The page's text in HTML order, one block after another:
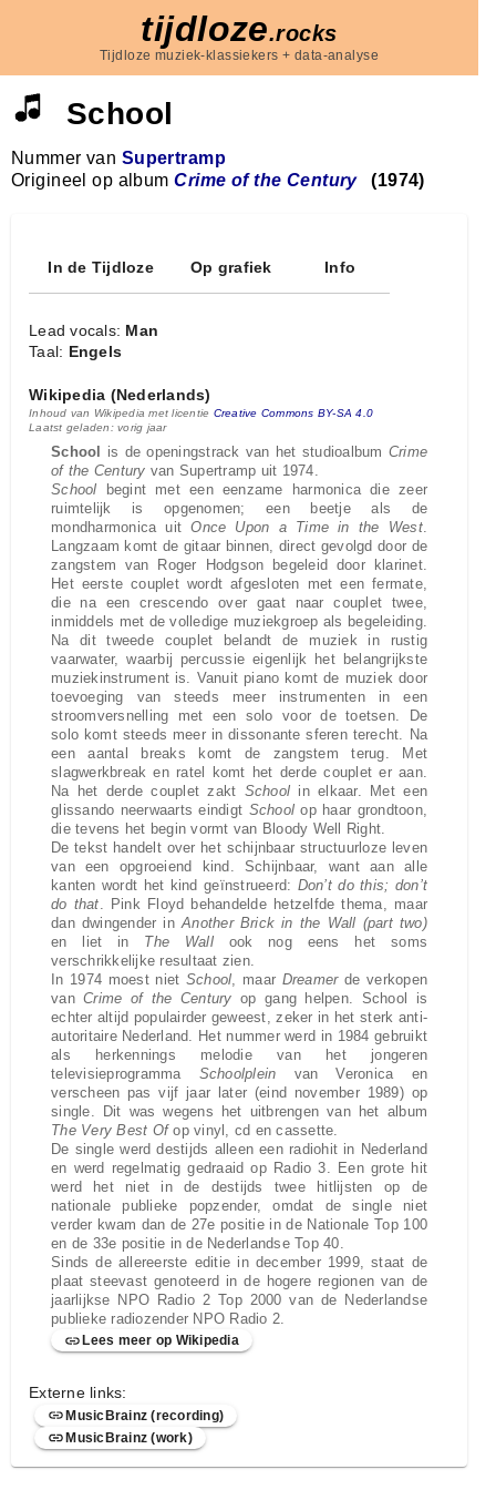
tijdloze.rocks
Tijdloze muziek-klassiekers + data-analyse
School
Nummer van Supertramp
Origineel op albumCrime of the Century (1974)
In de Tijdloze Op grafiek Info
Lead vocals: Man
Taal: Engels
Wikipedia (Nederlands)
Inhoud van Wikipedia met licentie Creative Commons BY-SA 4.0
Laatst geladen: vorig jaar
School is de openingstrack van het studioalbum Crime
of the Century van Supertramp uit 1974.
School begint met een eenzame harmonica die zeer
ruimtelijk is opgenomen; een beetje als de
mondharmonica uitOnce Upon a Time in the West.
Langzaam komt de gitaar binnen, direct gevolgd door de
zangstem van Roger Hodgson begeleid door klarinet.
Het eerste couplet wordt afgesloten met een fermate,
die na een crescendo over gaat naar couplet twee,
inmiddels met de volledige muziekgroep als begeleiding.
Na dit tweede couplet belandt de muziek in rustig
vaarwater, waarbij percussie eigenlijk het belangrijkste
muziekinstrument is. Vanuit piano komt de muziek door
toevoeging van steeds meer instrumenten in een
stroomversnelling met een solo voor de toetsen. De
solo komt steeds meer in dissonante sferen terecht. Na
een aantal breaks komt de zangstem terug. Met
slagwerkbreak en ratel komt het derde couplet er aan.
Na het derde couplet zakt School in elkaar. Met een
glissando neerwaarts eindigt School op haar grondtoon,
die tevens het begin vormt van Bloody Well Right.
De tekst handelt over het schijnbaar structuurloze leven
van een opgroeiend kind. Schijnbaar, want aan alle
kanten wordt het kind geïnstrueerd: Don’t do this; don’t
do that. Pink Floyd behandelde hetzelfde thema, maar
dan dwingender inAnother Brick in the Wall (part two)
en liet in
The Wallook nog eens het soms
verschrikkelijke resultaat zien.
In 1974 moest niet School, maar Dreamerde verkopen
vanCrime of the Century op gang helpen. School is
echter altijd populairder geweest, zeker in het sterk anti-
autoritaire Nederland. Het nummer werd in 1984 gebruikt
als herkennings melodie van het jongeren
televisieprogramma Schoolplein van Veronica en
verscheen pas vijf jaar later (eind november 1989) op
single. Dit was wegens het uitbrengen van het album
The Very Best Of op vinyl, cd en cassette.
De single werd destijds alleen een radiohit in Nederland
en werd regelmatig gedraaid op Radio 3. Een grote hit
werd het niet in de destijds twee hitlijsten op de
nationale publieke popzender, omdat de single niet
verder kwam dan de 27e positie in de Nationale Top 100
en de 33e positie in de Nederlandse Top 40.
Sinds de allereerste editie in december 1999, staat de
plaat steevast genoteerd in de hogere regionen van de
jaarlijkse NPO Radio 2 Top 2000 van de Nederlandse
publieke radiozender NPO Radio 2.
Lees meer op Wikipedia
Externe links:
MusicBrainz (recording)
MusicBrainz (work)